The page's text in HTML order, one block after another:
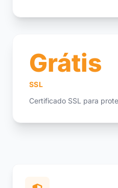
Grátis
SSL
Certificado SSL para